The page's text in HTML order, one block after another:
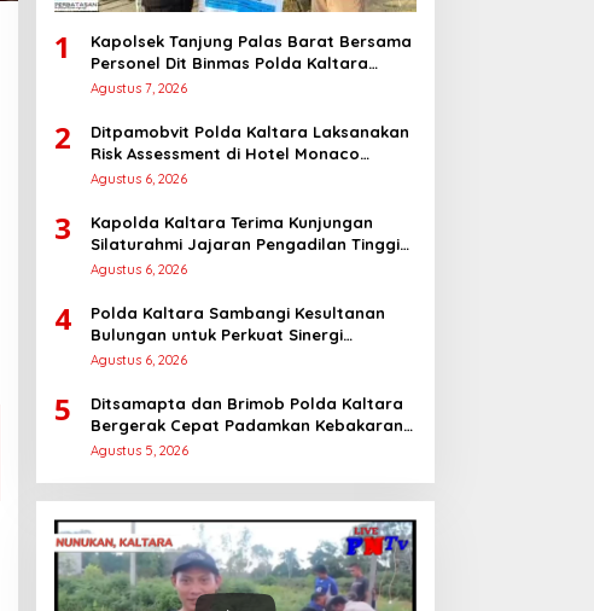
1
Kapolsek Tanjung Palas Barat Bersama
Personel Dit Binmas Polda Kaltara
Salurkan Beras SPHP Kepada
Agustus 7, 2026
2
Ditpamobvit Polda Kaltara Laksanakan
Risk Assessment di Hotel Monaco
Tarakan
Agustus 6, 2026
3
Kapolda Kaltara Terima Kunjungan
Silaturahmi Jajaran Pengadilan Tinggi
Kaltara
Agustus 6, 2026
4
Polda Kaltara Sambangi Kesultanan
Bulungan untuk Perkuat Sinergi
Kamtibmas
Agustus 6, 2026
5
Ditsamapta dan Brimob Polda Kaltara
Bergerak Cepat Padamkan Kebakaran
Lahan Gambut 2 Hektar di Bulungan
Agustus 5, 2026